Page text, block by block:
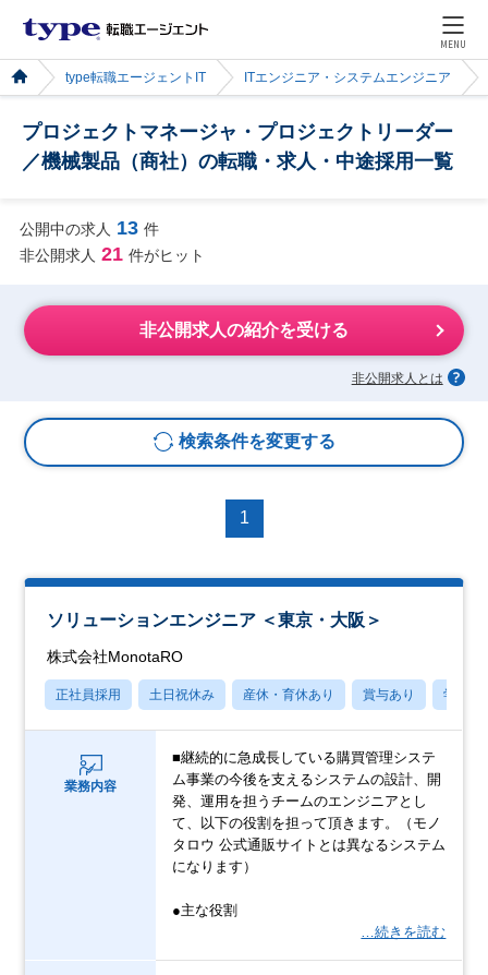
MENU
type転職エージェントIT ITエンジニア・システムエンジニア
プロジェクトマネージャ・プロジェクトリーダー
／機械製品（商社）の転職・求人・中途採用一覧
公開中の求人 13 件
非公開求人 21 件がヒット
非公開求人の紹介を受ける
非公開求人とは
検索条件を変更する
1
ソリューションエンジニア ＜東京・大阪＞
株式会社MonotaRO
正社員採用 土日祝休み 産休・育休あり 賞与あり 学歴不
業務内容
■継続的に急成長している購買管理システ
ム事業の今後を支えるシステムの設計、開
発、運用を担うチームのエンジニアとし
て、以下の役割を担って頂きます。（モノ
タロウ 公式通販サイトとは異なるシステム
になります）
●主な役割
…続きを読む